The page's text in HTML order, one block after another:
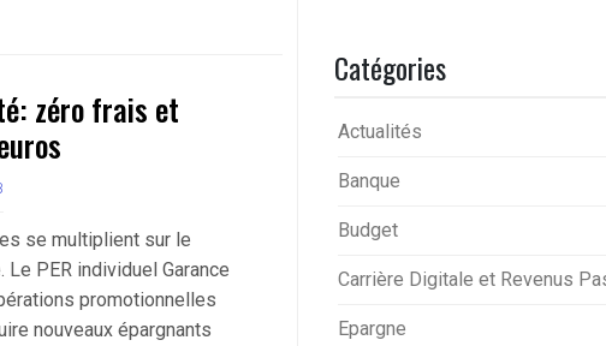
zéro frais et
se multiplient sur le
Le PER individuel Garance
promotionnelles
nouveaux épargnants
Catégories
Actualités
Banque
Budget
Carrière Digitale et Revenus
Epargne